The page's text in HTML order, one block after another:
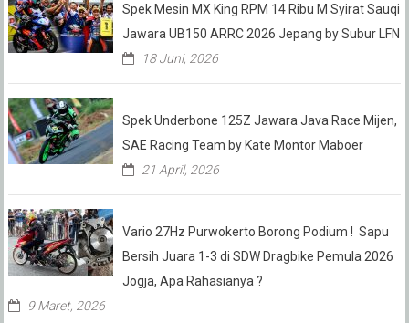
Spek Mesin MX King RPM 14 Ribu M Syirat Sauqi
Jawara UB150 ARRC 2026 Jepang by Subur LFN
18 Juni, 2026
Spek Underbone 125Z Jawara Java Race Mijen,
SAE Racing Team by Kate Montor Maboer
21 April, 2026
Vario 27Hz Purwokerto Borong Podium ! Sapu
Bersih Juara 1-3 di SDW Dragbike Pemula 2026
Jogja, Apa Rahasianya ?
9 Maret, 2026